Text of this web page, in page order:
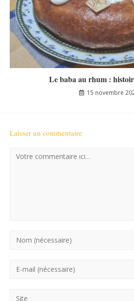
Le baba au rhum :
15 novembre
Laisser un commentaire